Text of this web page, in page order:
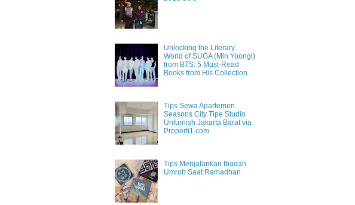
Unlocking the Literary
World of SUGA (Min Yoongi)
from BTS: 5 Must-Read
Books from His Collection
Tips Sewa Apartemen
Seasons City Tipe Studio
Unfurnish Jakarta Barat via
Properti1.com
Tips Menjalankan Ibadah
Umroh Saat Ramadhan